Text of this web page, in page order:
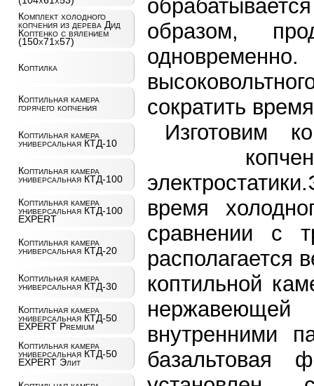
Комплект холодного
копчения из дерева Дид
Коптенко с вялением
(150х71х57)
Коптилка
Коптильная камера
горячего копчения
Коптильная камера
универсальная КТД-10
Коптильная камера
универсальная КТД-100
Коптильная камера
универсальная КТД-100
EXPERT
Коптильная камера
универсальная КТД-20
Коптильная камера
универсальная КТД-30
Коптильная камера
универсальная КТД-50
EXPERT Premium
Коптильная камера
универсальная КТД-50
EXPERT Элит
образом,
сократить
Изготовим
время
сравнении с
коптильной
внутренними
базальтовая